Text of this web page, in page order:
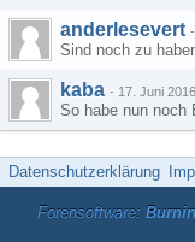
anderlesevert -
Sind noch zu
kaba - 17. Juni 2016
So habe nun noch
Datenschutzerklärung
Forensoftware: